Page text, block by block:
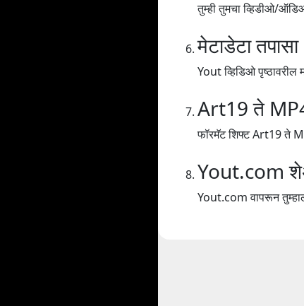
तुम्ही तुमचा व्हिडीओ/
मेटाडेटा तपासा
Yout व्हिडिओ
Art19 ते
फॉरमॅट शिफ्ट Art19 ते
Yout.com
Yout.com वापरून